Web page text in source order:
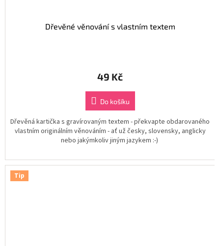
Dřevěné věnování s vlastním textem
49 Kč
Do košíku
Dřevěná kartička s gravírovaným textem - překvapte obdarovaného
vlastním originálním věnováním - ať už česky, slovensky, anglicky
nebo jakýmkoliv jiným jazykem :-)
Tip